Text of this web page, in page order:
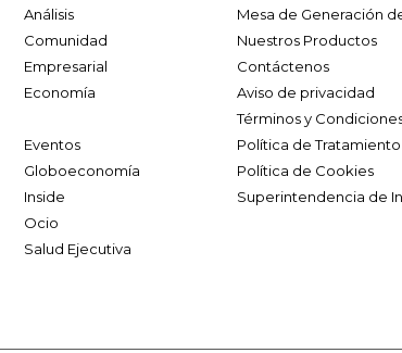
Análisis
Comunidad
Empresarial
Economía
Eventos
Globoeconomía
Inside
Ocio
Salud Ejecutiva
Mesa de Generación
Nuestros Productos
Contáctenos
Aviso de privacidad
Términos y
Política de
Política de Cookies
Superintendencia de